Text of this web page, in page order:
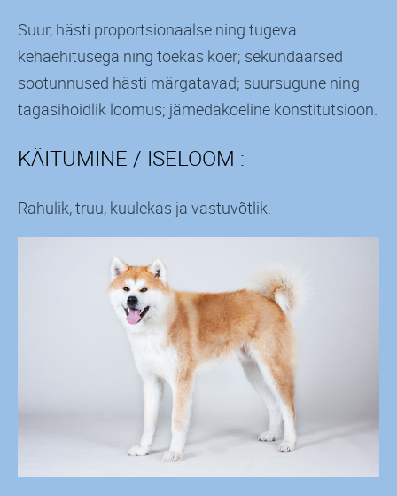
Suur, hästi proportsionaalse ning tugeva
kehaehitusega ning toekas koer; sekundaarsed
sootunnused hästi märgatavad; suursugune ning
tagasihoidlik loomus; jämedakoeline konstitutsioon.
KÄITUMINE / ISELOOM :
Rahulik, truu, kuulekas ja vastuvõtlik.